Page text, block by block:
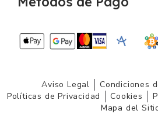
Aviso Legal
Condiciones
Políticas de Privacidad
Cookies
Mapa del